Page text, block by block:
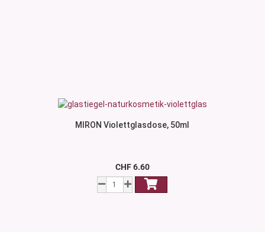
MIRON Violettglasdose, 50ml
CHF 6.60